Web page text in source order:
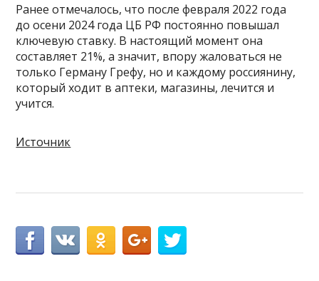
Ранее отмечалось, что после февраля 2022 года
до осени 2024 года ЦБ РФ постоянно повышал
ключевую ставку. В настоящий момент она
составляет 21%, а значит, впору жаловаться не
только Герману Грефу, но и каждому россиянину,
который ходит в аптеки, магазины, лечится и
учится.
Источник